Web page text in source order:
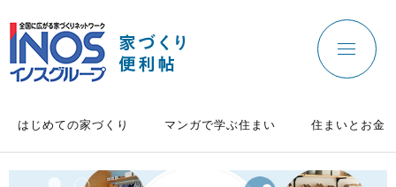
はじめての家づくり マンガで学ぶ住まい 住まいとお金